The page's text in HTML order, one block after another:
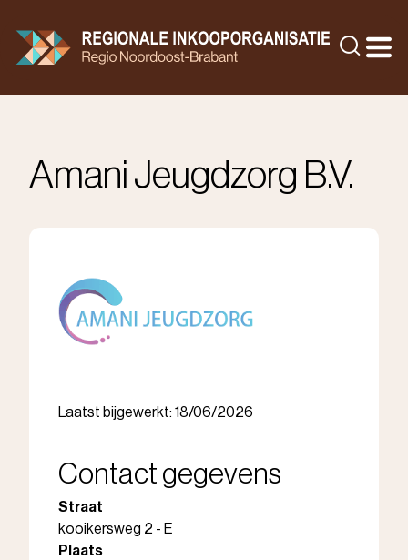
naar
inhoud
Amani Jeugdzorg B.V.
Laatst bijgewerkt: 18/06/2026
Contact gegevens
Straat
kooikersweg 2 - E
Plaats